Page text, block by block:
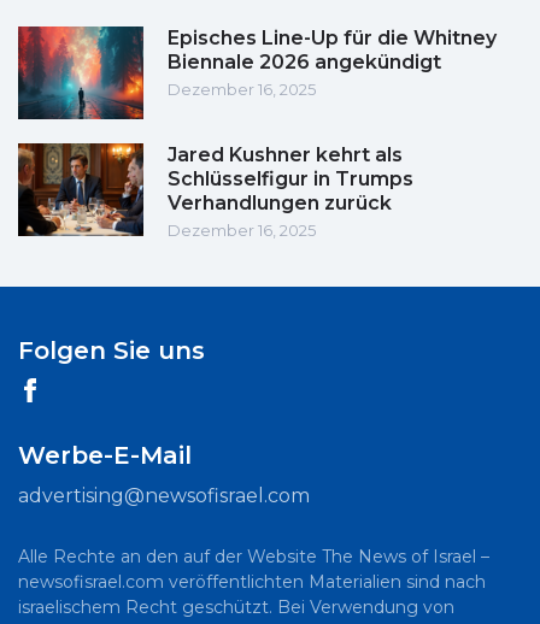
Episches Line-Up für die Whitney
Biennale 2026 angekündigt
Dezember 16, 2025
Jared Kushner kehrt als
Schlüsselfigur in Trumps
Verhandlungen zurück
Dezember 16, 2025
Folgen Sie uns
Werbe-E-Mail
advertising@newsofisrael.com
Alle Rechte an den auf der Website The News of Israel –
newsofisrael.com veröffentlichten Materialien sind nach
israelischem Recht geschützt. Bei Verwendung von